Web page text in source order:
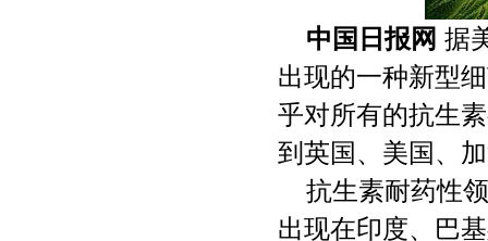
中国日报网 据
出现的一种新型
乎对所有的抗生
到英国、美国、
抗生素耐药性
出现在印度、巴